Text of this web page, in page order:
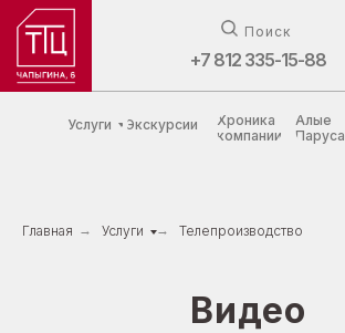
Поиск
+7 812 335-15-88
Хроника
компании
Алые
Паруса
Услуги Экскурсии
Главная → Услуги → Телепроизводство
Видео